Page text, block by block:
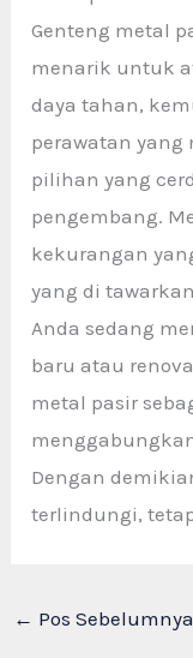
Genteng metal
menarik untuk
daya tahan,
perawatan
pilihan yang
pengembang.
kekurangan
yang di
Anda sedang
baru atau
metal pasir
Dengan
terlindungi,
← Pos Sebelumnya